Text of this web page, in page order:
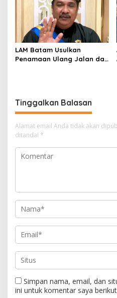
LAM Batam Usulkan
Penamaan Ulang Jalan dan
Tinggalkan Balasan
Alamat email Anda tidak akan
ditandai *
Simpan nama, email, dan
ini untuk komentar saya